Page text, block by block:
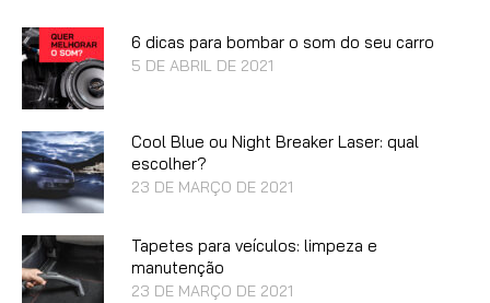
6 dicas para bombar o som do seu carro
5 DE ABRIL DE 2021
Cool Blue ou Night Breaker Laser: qual
escolher?
23 DE MARÇO DE 2021
Tapetes para veículos: limpeza e
manutenção
23 DE MARÇO DE 2021